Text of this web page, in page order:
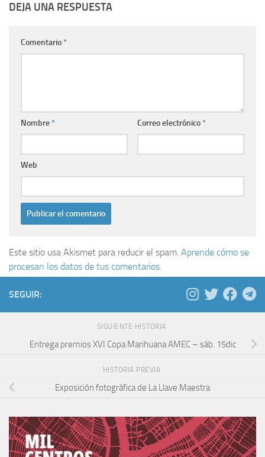
DEJA UNA RESPUESTA
Comentario*
Nombre* Correo electrónico*
Web
Este sitio usa Akismet para reducir el spam. Aprende cómo se
procesan los datos de tus comentarios.
SEGUIR:
SIGUIENTE HISTORIA
Entrega premios XVI Copa Marihuana AMEC – sáb. 15dic
HISTORIA PREVIA
Exposición fotográfica de La Llave Maestra